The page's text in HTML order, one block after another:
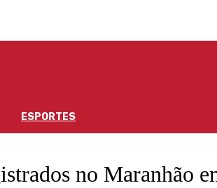
ESPORTES
no Maranhão